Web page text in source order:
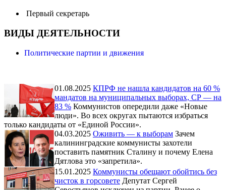
Первый секретарь
ВИДЫ ДЕЯТЕЛЬНОСТИ
Политические партии и движения
01.08.2025 КПРФ не нашла кандидатов на 60 %
мандатов на муниципальных выборах, СР — на
83 % Коммунистов опередили даже «Новые
люди». Во всех округах пытаются избраться
только кандидаты от «Единой России».
04.03.2025 Оживить — к выборам Зачем
калининградские коммунисты захотели
поставить памятник Сталину и почему Елена
Дятлова это «запретила».
15.01.2025 Коммунисты обещают обойтись без
чисток в горсовете Депутат Сергей